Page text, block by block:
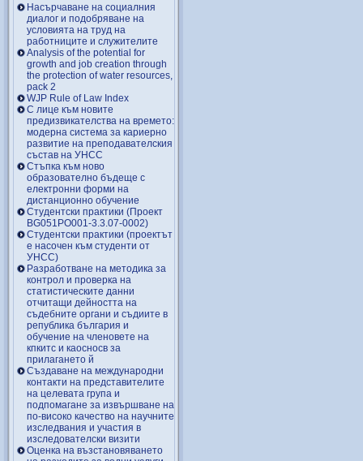
Насърчаване на социалния
диалог и подобряване на
условията на труд на
работниците и служителите
Analysis of the potential for
growth and job creation through
the protection of water resources,
pack 2
WJP Rule of Law Index
С лице към новите
предизвикателства на времето:
модерна система за кариерно
развитие на преподавателския
състав на УНСС
Стъпка към ново
образователно бъдеще с
електронни форми на
дистанционно обучение
Студентски практики (Проект
BG051PO001-3.3.07-0002)
Студентски практики (проектът
е насочен към студенти от
УНСС)
Разработване на методика за
контрол и проверка на
статистическите данни
отчитащи дейността на
съдебните органи и съдиите в
република българия и
обучение на членовете на
кпкитс и каосносв за
прилагането й
Създаване на международни
контакти на представителите
на целевата група и
подпомагане за извършване на
по-високо качество на научните
изследвания и участия в
изследователски визити
Оценка на възстановяването